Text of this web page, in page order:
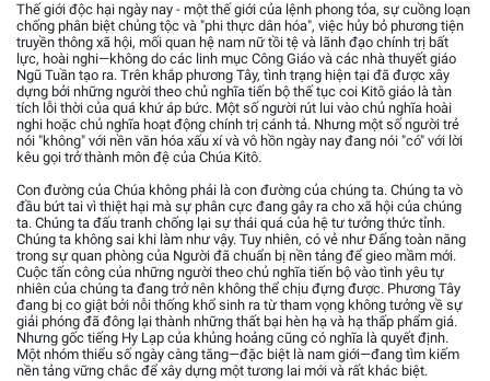
Thế giới độc hại ngày nay - một thế giới của lệnh phong tỏa, sự cuồng loạn
chống phân biệt chủng tộc và "phi thực dân hóa", việc hủy bỏ phương tiện
truyền thông xã hội, mối quan hệ nam nữ tồi tệ và lãnh đạo chính trị bất
lực, hoài nghi—không do các linh mục Công Giáo và các nhà thuyết giáo
Ngũ Tuần tạo ra. Trên khắp phương Tây, tình trạng hiện tại đã được xây
dựng bởi những người theo chủ nghĩa tiến bộ thế tục coi Kitô giáo là tàn
tích lỗi thời của quá khứ áp bức. Một số người rút lui vào chủ nghĩa hoài
nghi hoặc chủ nghĩa hoạt động chính trị cánh tả. Nhưng một số người trẻ
nói "không" với nền văn hóa xấu xí và vô hồn ngày nay đang nói "có" với lời
kêu gọi trở thành môn đệ của Chúa Kitô.
Con đường của Chúa không phải là con đường của chúng ta. Chúng ta vò
đầu bứt tai vì thiệt hại mà sự phân cực đang gây ra cho xã hội của chúng
ta. Chúng ta đấu tranh chống lại sự thái quá của hệ tư tưởng thức tỉnh.
Chúng ta không sai khi làm như vậy. Tuy nhiên, có vẻ như Đấng toàn năng
trong sự quan phòng của Người đã chuẩn bị nền tảng để gieo mầm mới.
Cuộc tấn công của những người theo chủ nghĩa tiến bộ vào tình yêu tự
nhiên của chúng ta đang trở nên không thể chịu đựng được. Phương Tây
đang bị co giật bởi nỗi thống khổ sinh ra từ tham vọng không tưởng về sự
giải phóng đã đông lại thành những thất bại hèn hạ và hạ thấp phẩm giá.
Nhưng gốc tiếng Hy Lạp của khủng hoảng cũng có nghĩa là quyết định.
Một nhóm thiểu số ngày càng tăng—đặc biệt là nam giới—đang tìm kiếm
nền tảng vững chắc để xây dựng một tương lai mới và rất khác biệt.